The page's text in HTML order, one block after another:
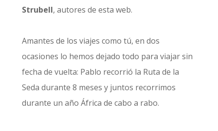
Strubell, autores de esta web.
Amantes de los viajes como tú, en dos
ocasiones lo hemos dejado todo para viajar sin
fecha de vuelta: Pablo recorrió la Ruta de la
Seda durante 8 meses y juntos recorrimos
durante un año África de cabo a rabo.